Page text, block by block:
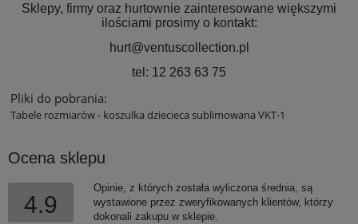
Sklepy, firmy oraz hurtownie zainteresowane większymi
ilościami prosimy o kontakt:
hurt@ventuscollection.pl
tel: 12 263 63 75
Pliki do pobrania:
Tabele rozmiarów - koszulka dziecieca sublimowana VKT-1
Ocena sklepu
4.9
Opinie, z których została wyliczona średnia, są
wystawione przez zweryfikowanych klientów, którzy
dokonali zakupu w sklepie.